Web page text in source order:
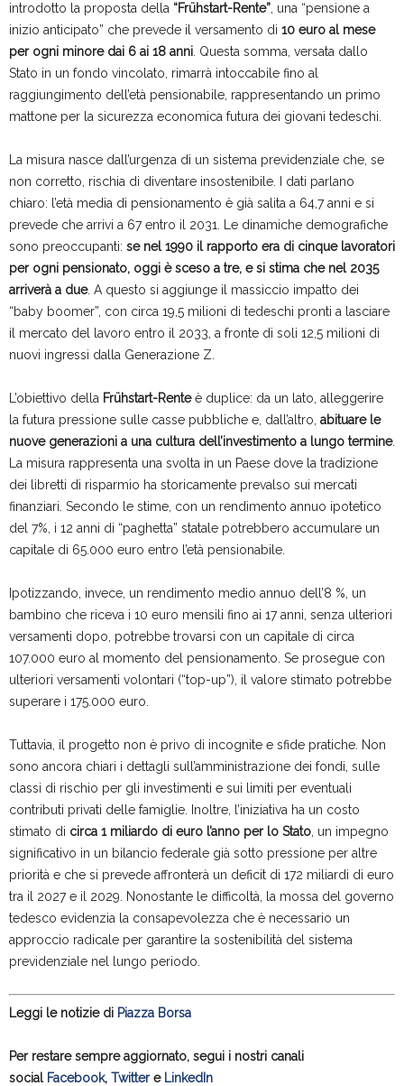
introdotto la proposta della “Frühstart-Rente” , una “pensione a
inizio anticipato” che prevede il versamento di 10 euro al mese
per ogni minore dai 6 ai 18 anni . Questa somma, versata dallo
Stato in un fondo vincolato, rimarrà intoccabile fino al
raggiungimento dell’età pensionabile, rappresentando un primo
mattone per la sicurezza economica futura dei giovani tedeschi.
La misura nasce dall’urgenza di un sistema previdenziale che, se
non corretto, rischia di diventare insostenibile. I dati parlano
chiaro: l’età media di pensionamento è già salita a 64,7 anni e si
prevede che arrivi a 67 entro il 2031. Le dinamiche demografiche
sono preoccupanti: se nel 1990 il rapporto era di cinque lavoratori
per ogni pensionato, oggi è sceso a tre, e si stima che nel 2035
arriverà a due. A questo si aggiunge il massiccio impatto dei
“baby boomer”, con circa 19,5 milioni di tedeschi pronti a lasciare
il mercato del lavoro entro il 2033, a fronte di soli 12,5 milioni di
nuovi ingressi dalla Generazione Z.
L’obiettivo della Frühstart-Renteè duplice: da un lato, alleggerire
la futura pressione sulle casse pubbliche e, dall’altro, abituare le
nuove generazioni a una cultura dell’investimento a lungo termine.
La misura rappresenta una svolta in un Paese dove la tradizione
dei libretti di risparmio ha storicamente prevalso sui mercati
finanziari. Secondo le stime, con un rendimento annuo ipotetico
del 7%, i 12 anni di “paghetta” statale potrebbero accumulare un
capitale di 65.000 euro entro l’età pensionabile.
Ipotizzando, invece, un rendimento medio annuo dell’8 %, un
bambino che riceva i 10 euro mensili fino ai 17 anni, senza ulteriori
versamenti dopo, potrebbe trovarsi con un capitale di circa
107.000 euro al momento del pensionamento. Se prosegue con
ulteriori versamenti volontari (“top-up”), il valore stimato potrebbe
superare i 175.000 euro.
Tuttavia, il progetto non è privo di incognite e sfide pratiche. Non
sono ancora chiari i dettagli sull’amministrazione dei fondi, sulle
classi di rischio per gli investimenti e sui limiti per eventuali
contributi privati delle famiglie. Inoltre, l’iniziativa ha un costo
stimato di circa 1 miliardo di euro l’anno per lo Stato , un impegno
significativo in un bilancio federale già sotto pressione per altre
priorità e che si prevede affronterà un deficit di 172 miliardi di euro
tra il 2027 e il 2029. Nonostante le difficoltà, la mossa del governo
tedesco evidenzia la consapevolezza che è necessario un
approccio radicale per garantire la sostenibilità del sistema
previdenziale nel lungo periodo.
Leggi le notizie di Piazza Borsa
Per restare sempre aggiornato, segui i nostri canali
social Facebook, Twittere LinkedIn